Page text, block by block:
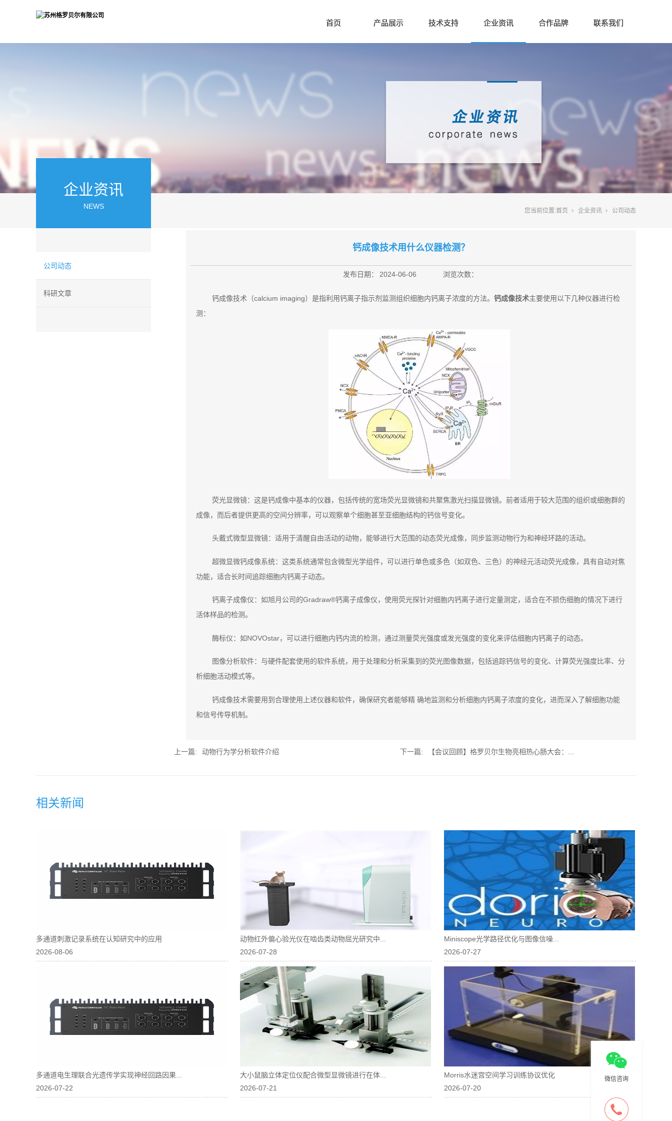
首页 产品展示 技术支持 企业资讯 合作品牌 联系我们
企业资讯
NEWS
公司动态
科研文章
您当前位置:首页 企业资讯 公司动态
钙成像技术用什么仪器检测？
发布日期： 2024-06-06 浏览次数：
钙成像技术（calcium imaging）是指利用钙离子指示剂监测组织细胞内钙离子浓度的方法。 钙成像技术主要使用以下几种仪器进行检
测：
荧光显微镜：这是钙成像中基本的仪器，包括传统的宽场荧光显微镜和共聚焦激光扫描显微镜。前者适用于较大范围的组织或细胞群的
成像，而后者提供更高的空间分辨率，可以观察单个细胞甚至亚细胞结构的钙信号变化。
头戴式微型显微镜：适用于清醒自由活动的动物，能够进行大范围的动态荧光成像，同步监测动物行为和神经环路的活动。
超微显微钙成像系统：这类系统通常包含微型光学组件，可以进行单色或多色（如双色、三色）的神经元活动荧光成像，具有自动对焦
功能，适合长时间追踪细胞内钙离子动态。
钙离子成像仪：如旭月公司的Gradraw®钙离子成像仪，使用荧光探针对细胞内钙离子进行定量测定，适合在不损伤细胞的情况下进行
活体样品的检测。
酶标仪：如NOVOstar，可以进行细胞内钙内流的检测，通过测量荧光强度或发光强度的变化来评估细胞内钙离子的动态。
图像分析软件：与硬件配套使用的软件系统，用于处理和分析采集到的荧光图像数据，包括追踪钙信号的变化、计算荧光强度比率、分
析细胞活动模式等。
钙成像技术需要用到合理使用上述仪器和软件，确保研究者能够精 确地监测和分析细胞内钙离子浓度的变化，进而深入了解细胞功能
和信号传导机制。
上一篇: 动物行为学分析软件介绍 下一篇: 【会议回顾】格罗贝尔生物亮相热心肠大会：...
相关新闻
多通道刺激记录系统在认知研究中的应用
2026-08-06
动物红外偏心验光仪在啮齿类动物屈光研究中...
2026-07-28
Miniscope光学路径优化与图像信噪...
2026-07-27
多通道电生理联合光遗传学实现神经回路因果...
2026-07-22
大小鼠脑立体定位仪配合微型显微镜进行在体...
2026-07-21
Morris水迷宫空间学习训练协议优化
2026-07-20
微信咨询